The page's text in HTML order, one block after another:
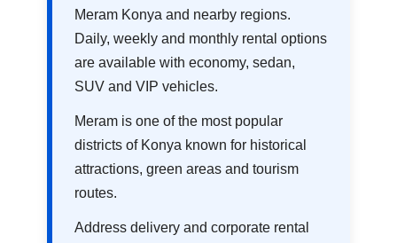
Meram Konya and nearby regions.
Daily, weekly and monthly rental options
are available with economy, sedan,
SUV and VIP vehicles.
Meram is one of the most popular
districts of Konya known for historical
attractions, green areas and tourism
routes.
Address delivery and corporate rental